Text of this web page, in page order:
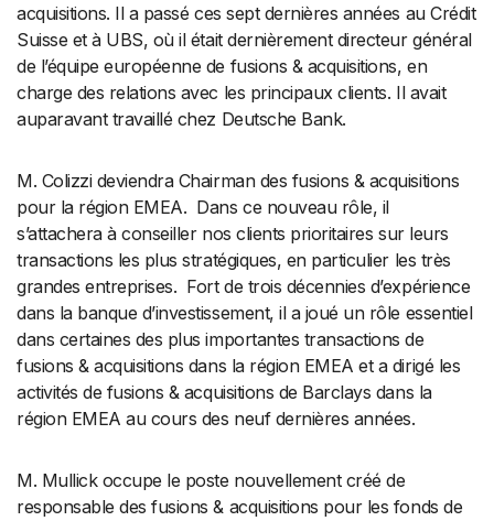
acquisitions. Il a passé ces sept dernières années au Crédit
Suisse et à UBS, où il était dernièrement directeur général
de l’équipe européenne de fusions & acquisitions, en
charge des relations avec les principaux clients. Il avait
auparavant travaillé chez Deutsche Bank.
M. Colizzi deviendra Chairman des fusions & acquisitions
pour la région EMEA. Dans ce nouveau rôle, il
s’attachera à conseiller nos clients prioritaires sur leurs
transactions les plus stratégiques, en particulier les très
grandes entreprises. Fort de trois décennies d’expérience
dans la banque d’investissement, il a joué un rôle essentiel
dans certaines des plus importantes transactions de
fusions & acquisitions dans la région EMEA et a dirigé les
activités de fusions & acquisitions de Barclays dans la
région EMEA au cours des neuf dernières années.
M. Mullick occupe le poste nouvellement créé de
responsable des fusions & acquisitions pour les fonds de